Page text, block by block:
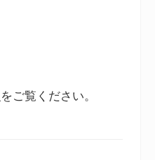
をご覧ください。